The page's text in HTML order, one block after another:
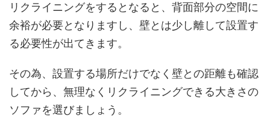
リクライニングをするとなると、背面部分の空間に
余裕が必要となりますし、壁とは少し離して設置す
る必要性が出てきます。
その為、設置する場所だけでなく壁との距離も確認
してから、無理なくリクライニングできる大きさの
ソファを選びましょう。